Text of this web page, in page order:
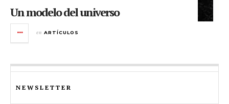
Un modelo del universo
en ARTÍCULOS
NEWSLETTER